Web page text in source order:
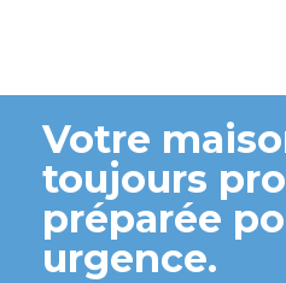
Votre
toujours
préparée
urgence.